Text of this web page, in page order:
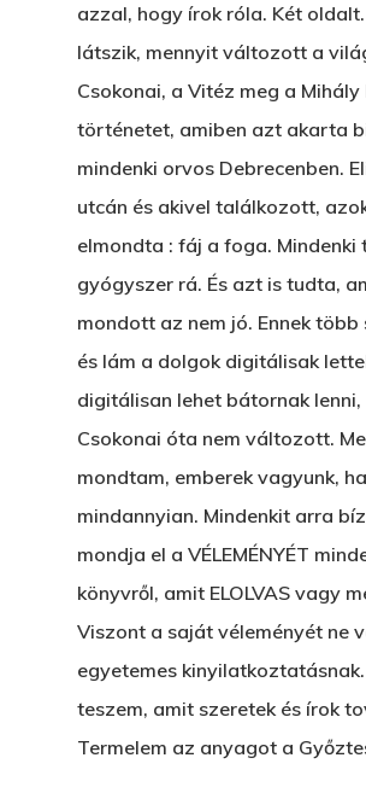
azzal, hogy írok róla. Két
látszik, mennyit változott a
Csokonai, a Vitéz meg a
történetet, amiben azt akarta
mindenki orvos Debrecenben.
utcán és akivel találkozott,
elmondta : fáj a foga. Mindenki
gyógyszer rá. És azt is tudta,
mondott az nem jó. Ennek több
és lám a dolgok digitálisak
digitálisan lehet bátornak lenni,
Csokonai óta nem változott.
mondtam, emberek vagyunk,
mindannyian. Mindenkit arra
mondja el a VÉLEMÉNYÉT
könyvről, amit ELOLVAS vagy
Viszont a saját véleményét ne
egyetemes kinyilatkoztatásnak.
teszem, amit szeretek és írok
Termelem az anyagot a